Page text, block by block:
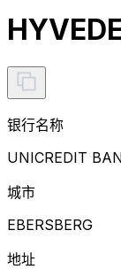
银行名称
UNICREDIT
城市
EBERSBERG
地址